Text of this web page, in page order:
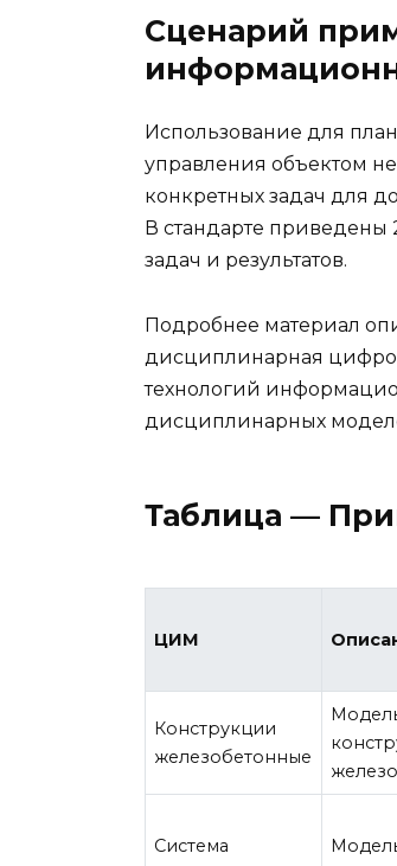
Сценарий
Использование для
управления объектом
конкретных задач для
В стандарте
задач и результатов.
Подробнее материал
дисциплинарная
технологий
дисциплинарных
Таблица —
ЦИМ
Конструкции
железобетонные
Система